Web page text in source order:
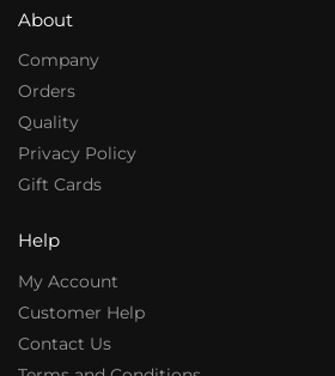
About
Company
Orders
Quality
Privacy Policy
Gift Cards
Help
My Account
Customer Help
Contact Us